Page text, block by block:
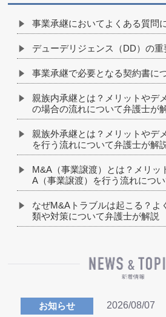
事業承継においてよくある質問
デューデリジェンス（DD）の重
事業承継で必要となる契約書に
親族内承継とは？メリットやデ
の場合の流れについて弁護士が
親族外承継とは？メリットやデ
を行う流れについて弁護士が解
M&A（事業譲渡）とは？メリッ
A（事業譲渡）を行う流れにつ
なぜM&Aトラブルは起こる？よ
類や対策について弁護士が解説
お知らせ
2026/08/07